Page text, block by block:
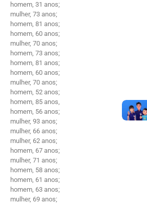
homem, 31 anos;
mulher, 73 anos;
homem, 81 anos;
homem, 60 anos;
mulher, 70 anos;
homem, 73 anos;
homem, 81 anos;
homem, 60 anos;
mulher, 70 anos;
homem, 52 anos;
homem, 85 anos,
homem, 56 anos;
mulher, 93 anos;
mulher, 66 anos;
mulher, 62 anos;
homem, 67 anos;
mulher, 71 anos;
homem, 58 anos;
homem, 61 anos;
homem, 63 anos;
mulher, 69 anos;